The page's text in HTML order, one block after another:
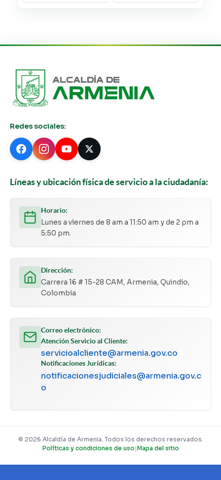
Redes sociales:
Líneas y ubicación física de servicio a la ciudadanía:
Horario:
Lunes a viernes de 8 am a 11:50 am y de 2 pm a
5:50 pm.
Dirección:
Carrera 16 # 15-28 CAM, Armenia, Quindío,
Colombia
Correo electrónico:
Atención Servicio al Cliente:
servicioalcliente@armenia.gov.co
Notificaciones Jurídicas:
notificacionesjudiciales@armenia.gov.c
o
© 2026 Alcaldía de Armenia. Todos los derechos reservados.
Políticas y condiciones de uso |Mapa del sitio